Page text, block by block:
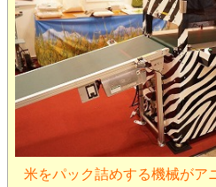
米をパック詰めする機械がア